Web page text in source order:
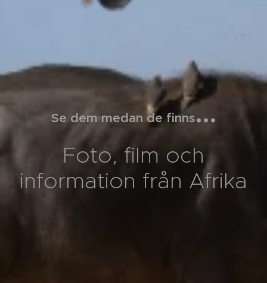
Se dem medan de finns...
Foto, film och
information från Afrika